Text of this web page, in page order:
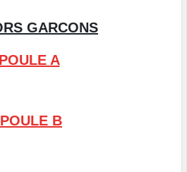
GARCONS
POULE A
POULE B